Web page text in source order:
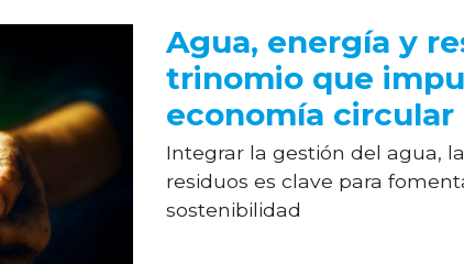
Agua, energía y
trinomio que
economía circular
Integrar la gestión del agua,
residuos es clave para
sostenibilidad